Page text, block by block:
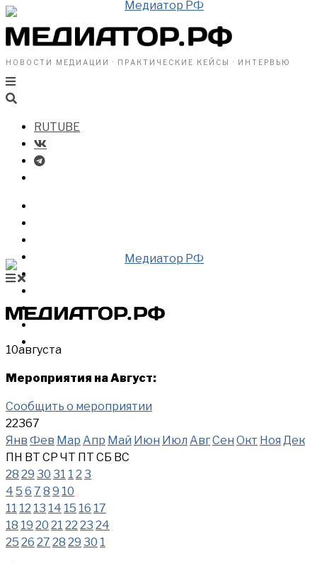
НОВОСТИ МЕДИАЦИИ · ПРАКТИЧЕСКИЕ КЕЙСЫ · ИНТЕРВЬЮ
RUTUBE
ВИДЕО
10августа
Мероприятия на Август:
Сообщить о мероприятии
22367
Янв Фев Мар Апр Май Июн Июл АвгСен Окт Ноя Дек
ПН ВТ СР ЧТ ПТ СБ ВС
28 29 30 31 1 2 3
4 5 6 7 8 9 10
11 12 13 14 15 16 17
18 19 20 21 22 23 24
25 26 27 28 29 30 1